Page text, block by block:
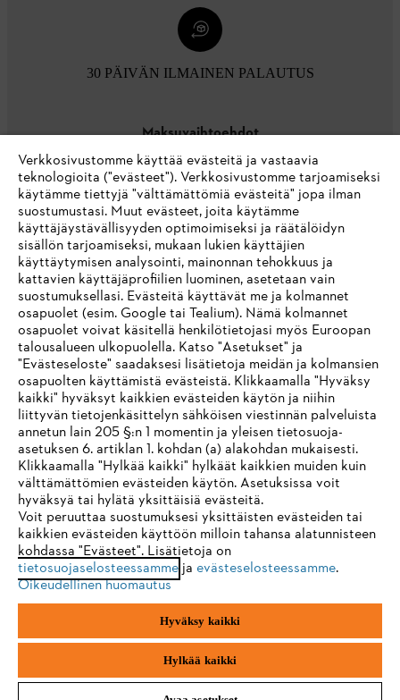
30 PÄIVÄN ILMAINEN PALAUTUS
Maksuvaihtoehdot
Yritys
STIHL FAQ
Palvelut
Yleiset ehdot Tietosuojakäytäntö Impressum
Evästeet Takuuehdot Oikeudelliset tiedot
Koivupuistontie 10 B
IHR BROWSER WIRD NICHT
UNTERSTÜTZT
Sie nutzen einen Browser, den wir noch nicht unterstützen. Für
eine optimale Nutzung unserer Seite empfehlen wir Ihnen, zu
einem der folgenden Browser zu wechseln:
Firefox Chrome
Verkkosivustomme käyttää evästeitä ja vastaavia
teknologioita ("evästeet"). Verkkosivustomme tarjoamiseksi
käytämme tiettyjä "välttämättömiä evästeitä" jopa ilman
suostumustasi. Muut evästeet, joita käytämme
käyttäjäystävällisyyden optimoimiseksi ja räätälöidyn
sisällön tarjoamiseksi, mukaan lukien käyttäjien
käyttäytymisen analysointi, mainonnan tehokkuus ja
kattavien käyttäjäprofiilien luominen, asetetaan vain
suostumuksellasi. Evästeitä käyttävät me ja kolmannet
osapuolet (esim. Google tai Tealium). Nämä kolmannet
osapuolet voivat käsitellä henkilötietojasi myös Euroopan
talousalueen ulkopuolella. Katso "Asetukset" ja
"Evästeseloste" saadaksesi lisätietoja meidän ja kolmansien
osapuolten käyttämistä evästeistä. Klikkaamalla "Hyväksy
kaikki" hyväksyt kaikkien evästeiden käytön ja niihin
liittyvän tietojenkäsittelyn sähköisen viestinnän palveluista
annetun lain 205 §:n 1 momentin ja yleisen tietosuoja-
asetuksen 6. artiklan 1. kohdan (a) alakohdan mukaisesti.
Klikkaamalla "Hylkää kaikki" hylkäät kaikkien muiden kuin
välttämättömien evästeiden käytön. Asetuksissa voit
hyväksyä tai hylätä yksittäisiä evästeitä.
Voit peruuttaa suostumuksesi yksittäisten evästeiden tai
kaikkien evästeiden käyttöön milloin tahansa alatunnisteen
kohdassa "Evästeet". Lisätietoja on
tietosuojaselosteessammeja evästeselosteessamme.
Oikeudellinen huomautus
Hyväksy kaikki
Hylkää kaikki